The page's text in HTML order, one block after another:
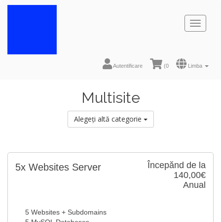
Toggle
Limba
(0
Autentificare
Multisite
Alegeți altă categorie
Începănd de la
140,00€
Anual
5x Websites Server
5 Websites + Subdomains